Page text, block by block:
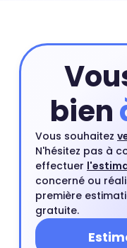
engagement.
bien
Vous souhaitez
N'hésitez pas à
effectuer
concerné ou
première
gratuite.